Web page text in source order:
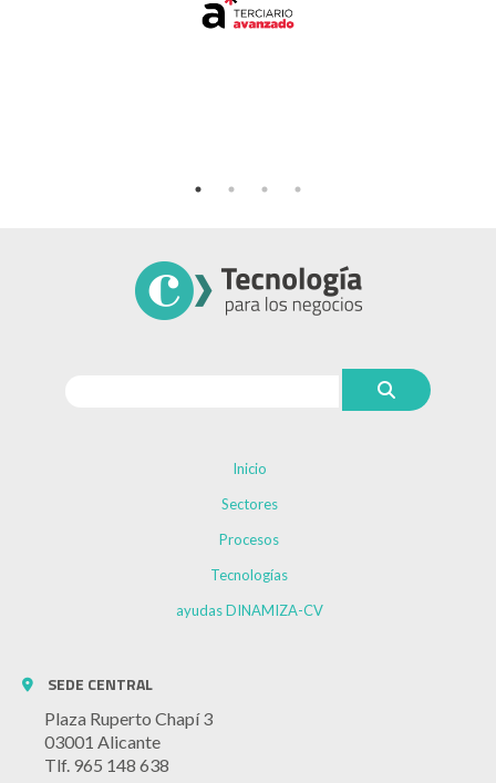
Inicio
Sectores
Procesos
Tecnologías
ayudas DINAMIZA-CV
SEDE CENTRAL
Plaza Ruperto Chapí 3
03001 Alicante
Tlf. 965 148 638